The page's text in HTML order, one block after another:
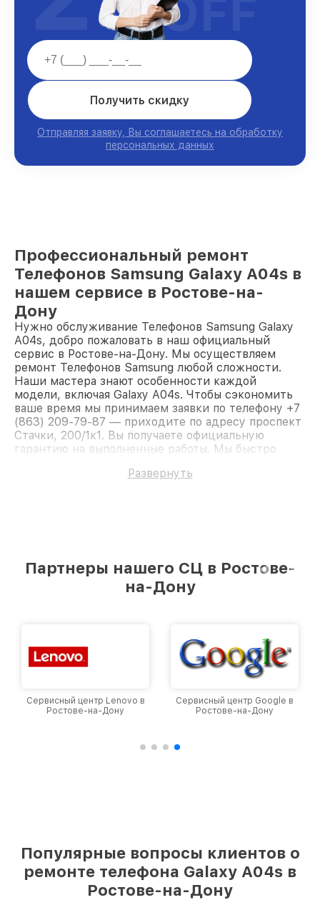
Получить скидку
Отправляя заявку, Вы соглашаетесь на обработку
персональных данных
OFF
Профессиональный ремонт
Телефонов Samsung Galaxy A04s в
нашем сервисе в Ростове-на-
Дону
Нужно обслуживание Телефонов Samsung Galaxy
A04s, добро пожаловать в наш официальный
сервис в Ростове-на-Дону. Мы осуществляем
ремонт Телефонов Samsung любой сложности.
Наши мастера знают особенности каждой
модели, включая Galaxy A04s. Чтобы сэкономить
ваше время мы принимаем заявки по телефону +7
(863) 209-79-87 — приходите по адресу проспект
Стачки, 200/1к1. Вы получаете официальную
гарантию на выполненные работы. Мы быстро
Развернуть
Партнеры нашего СЦ в Ростове-
на-Дону
Сервисный центр Lenovo в
Ростове-на-Дону
Сервисный центр Google в
Ростове-на-Дону
Популярные вопросы клиентов о
ремонте телефона Galaxy A04s в
Ростове-на-Дону